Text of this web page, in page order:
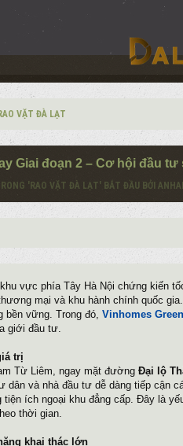
VẶT ĐÀ LẠT
Giai đoạn 2 – Cơ hội đầu
' RAO VẶT ĐÀ LẠT' BẮT ĐẦU BỞI
vực phía Tây Hà Nội chứng kiến
mại và khu hành chính quốc
vững. Trong đó, Vinhomes
giới đầu tư.
trị
Từ Liêm, ngay mặt đường Đại lộ
dân và nhà đầu tư dễ dàng tiếp cận
tiện ích ngoại khu đẳng cấp. Đây là
thời gian.
khai thác lớn